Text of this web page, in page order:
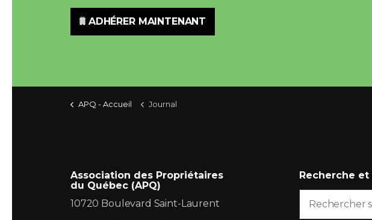
ADHÉRER MAINTENANT
APQ - Accueil Journal
Association des Propriétaires
du Québec (APQ)
10720 Boulevard Saint-Laurent
Recherche et